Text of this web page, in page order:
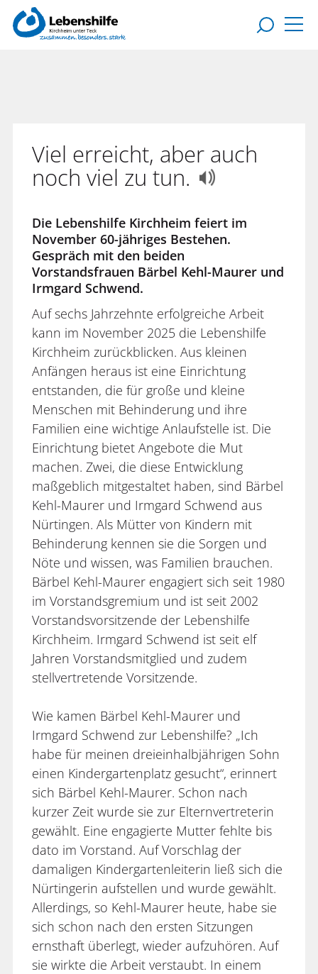
Viel erreicht, aber auch
noch viel zu tun.
Die Lebenshilfe Kirchheim feiert im
November 60-jähriges Bestehen.
Gespräch mit den beiden
Vorstandsfrauen Bärbel Kehl-Maurer und
Irmgard Schwend.
Auf sechs Jahrzehnte erfolgreiche Arbeit
kann im November 2025 die Lebenshilfe
Kirchheim zurückblicken. Aus kleinen
Anfängen heraus ist eine Einrichtung
entstanden, die für große und kleine
Menschen mit Behinderung und ihre
Familien eine wichtige Anlaufstelle ist. Die
Einrichtung bietet Angebote die Mut
machen. Zwei, die diese Entwicklung
maßgeblich mitgestaltet haben, sind Bärbel
Kehl-Maurer und Irmgard Schwend aus
Nürtingen. Als Mütter von Kindern mit
Behinderung kennen sie die Sorgen und
Nöte und wissen, was Familien brauchen.
Bärbel Kehl-Maurer engagiert sich seit 1980
im Vorstandsgremium und ist seit 2002
Vorstandsvorsitzende der Lebenshilfe
Kirchheim. Irmgard Schwend ist seit elf
Jahren Vorstandsmitglied und zudem
stellvertretende Vorsitzende.
Wie kamen Bärbel Kehl-Maurer und
Irmgard Schwend zur Lebenshilfe? „Ich
habe für meinen dreieinhalbjährigen Sohn
einen Kindergartenplatz gesucht“, erinnert
sich Bärbel Kehl-Maurer. Schon nach
kurzer Zeit wurde sie zur Elternvertreterin
gewählt. Eine engagierte Mutter fehlte bis
dato im Vorstand. Auf Vorschlag der
damaligen Kindergartenleiterin ließ sich die
Nürtingerin aufstellen und wurde gewählt.
Allerdings, so Kehl-Maurer heute, habe sie
sich schon nach den ersten Sitzungen
ernsthaft überlegt, wieder aufzuhören. Auf
sie wirkte die Arbeit verstaubt. In einem